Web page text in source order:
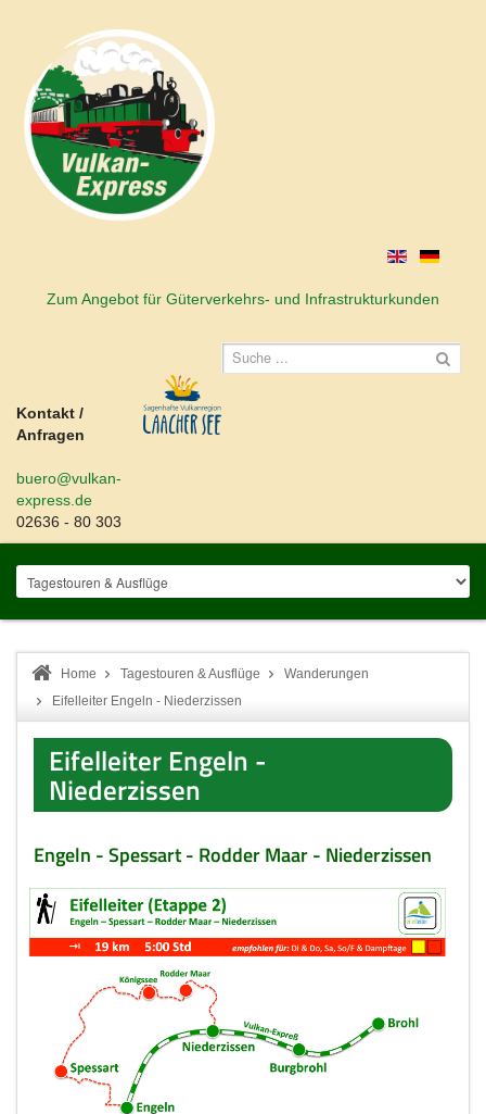
Zum Angebot für Güterverkehrs- und Infrastrukturkunden
Kontakt /
Anfragen
buero@vulkan-
express.de
02636 - 80 303
Home Tagestouren & Ausflüge
Wanderungen
Eifelleiter Engeln - Niederzissen
Eifelleiter Engeln -
Niederzissen
Engeln - Spessart - Rodder Maar - Niederzissen